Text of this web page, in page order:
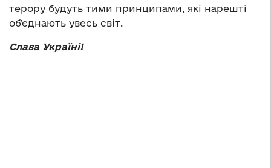
терору будуть тими принципами, які нарешті
обʼєднають увесь світ.
Слава Україні!